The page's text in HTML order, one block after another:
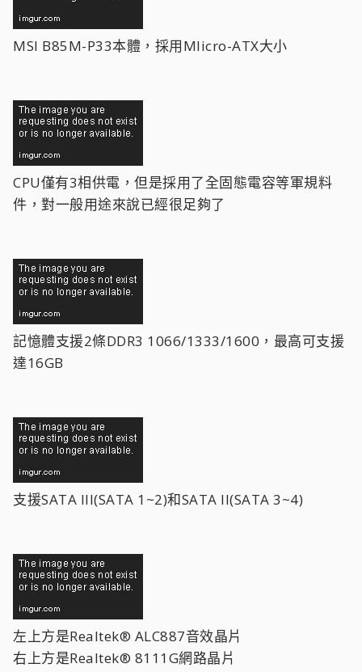
MSI B85M-P33本體，採用MIicro-ATX大小
CPU僅有3相供電，但是採用了全固態電容等軍規料
件，對一般用途來說已經很足夠了
記憶體支援2條DDR3 1066/1333/1600，最高可支援
達16GB
支援SATA III(SATA 1~2)和SATA II(SATA 3~4)
左上方是Realtek® ALC887音效晶片
右上方是Realtek® 8111G網路晶片